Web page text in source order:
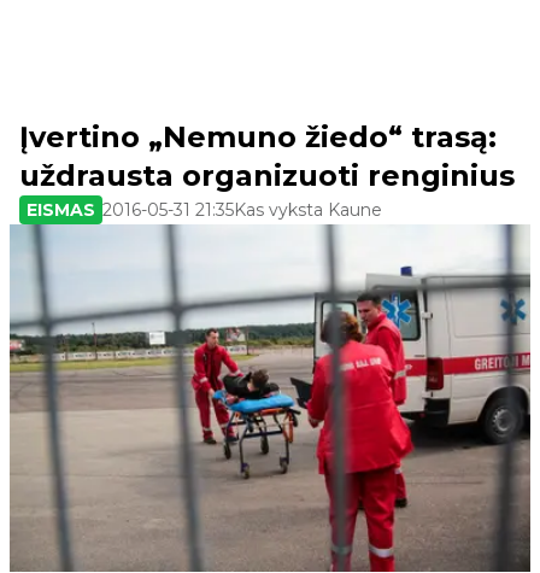
Įvertino „Nemuno žiedo“ trasą:
uždrausta organizuoti renginius
EISMAS 2016-05-31 21:35Kas vyksta Kaune